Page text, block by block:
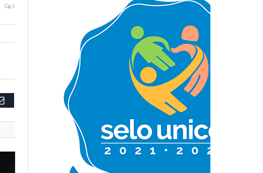
0
Email